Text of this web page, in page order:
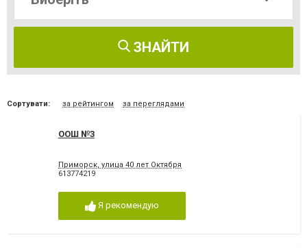
ЗНАЙТИ
Сортувати: за рейтингом за переглядами
ООШ №3
Приморск, улица 40 лет Октября
613774219
Я рекомендую